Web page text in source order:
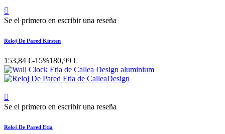

Se el primero en escribir una reseña
Reloj De Pared Kirsten
153,84 €-15%180,99 €

Se el primero en escribir una reseña
Reloj De Pared Etia